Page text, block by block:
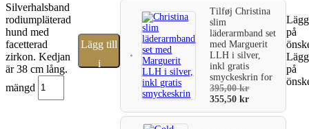
Silverhalsband
rodiumpläterad
hund med
facetterad
zirkon. Kedjan
är 38 cm lång.
mängd
Lägg till
i
TilføjChristina
slim
läderarmband set
med Marguerit
LLH i silver,
inkl gratis
smyckeskrinfor
395,00kr
355,50kr
på
på